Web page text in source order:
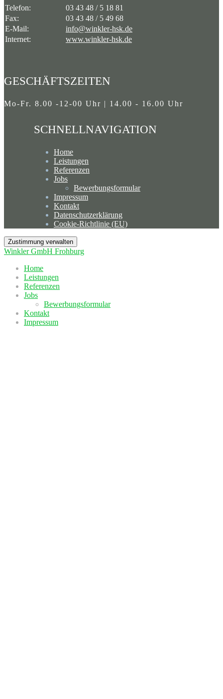
Telefon:
03 43 48 / 5 18 81
Fax:
03 43 48 / 5 49 68
E-Mail:
info@winkler-hsk.de
Internet:
www.winkler-hsk.de
GESCHÄFTSZEITEN
Mo-Fr. 8.00 -12-00 Uhr | 14.00 - 16.00 Uhr
SCHNELLNAVIGATION
Home
Leistungen
Referenzen
Jobs
Bewerbungsformular
Impressum
Kontakt
Datenschutzerklärung
Cookie-Richtlinie (EU)
Zustimmung verwalten
Winkler GmbH Frohburg
Home
Leistungen
Referenzen
Jobs
Bewerbungsformular
Kontakt
Impressum